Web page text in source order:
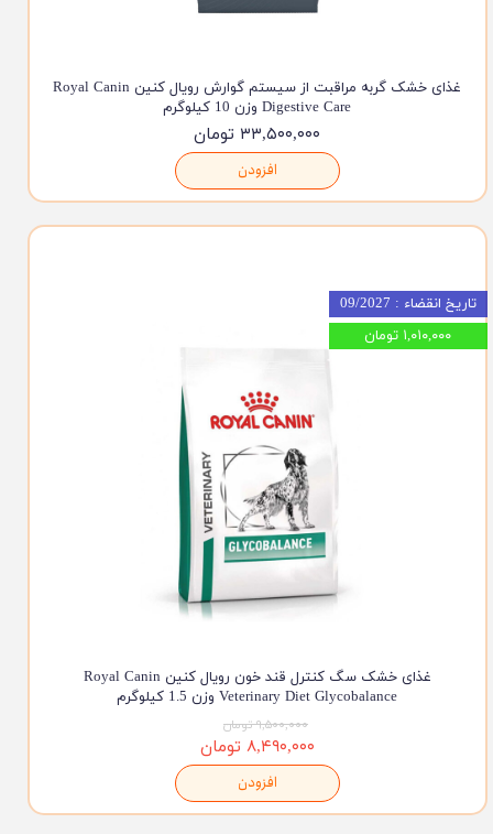
غذای خشک گربه مراقبت از سیستم گوارش رویال کنین Royal Canin
Digestive Care وزن 10 کیلوگرم
۳۳,۵۰۰,۰۰۰ تومان
افزودن
غذای خشک سگ کنترل قند خون رویال کنین Royal Canin
Veterinary Diet Glycobalance وزن 1.5 کیلوگرم
۹,۵۰۰,۰۰۰ تومان
۸,۴۹۰,۰۰۰ تومان
افزودن
تاریخ انقضاء : 09/2027
۱,۰۱۰,۰۰۰ تومان